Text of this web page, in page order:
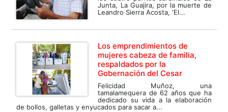
Junta, La Guajira, por la muerte de
Leandro Sierra Acosta, ‘El...
Los emprendimientos de
mujeres cabeza de familia,
respaldados por la
Gobernación del Cesar
Felicidad Muñoz, una
tamalamequera de 62 años que ha
dedicado su vida a la elaboración
de bollos, galletas y enyucados para sacar a...